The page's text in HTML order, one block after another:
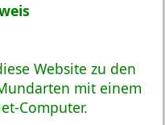
Website zu den
mit einem
Computer.